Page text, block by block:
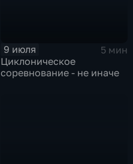
9 июля
5 мин
Циклоническое
соревнование - не иначе